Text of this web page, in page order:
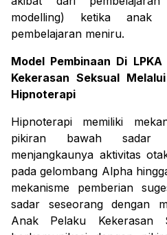
modelling) ketika anak
pembelajaran meniru.
Model Pembinaan Di
Kekerasan Seksual
Hipnoterapi
Hipnoterapi memiliki
pikiran bawah
menjangkaunya aktivitas
pada gelombang Alpha
mekanisme pemberian
sadar seseorang dengan
Anak Pelaku Kekerasan